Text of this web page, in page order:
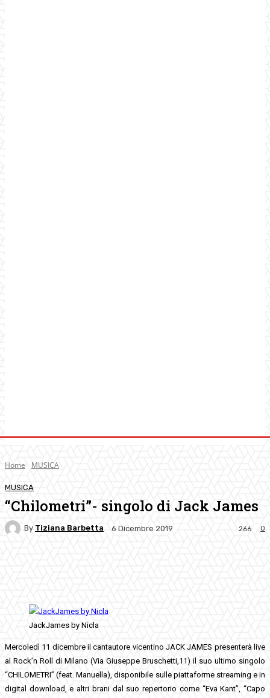
Home MUSICA
MUSICA
“Chilometri”- singolo di Jack James
By Tiziana Barbetta 6 Dicembre 2019 0
266
JackJames by Nicla
Mercoledì 11 dicembre il cantautore vicentino JACK JAMES presenterà live
al Rock’n Roll di Milano (Via Giuseppe Bruschetti,11) il suo ultimo singolo
“CHILOMETRI” (feat. Manuella), disponibile sulle piattaforme streaming e in
digital download, e altri brani dal suo repertorio come “Eva Kant”, “Capo